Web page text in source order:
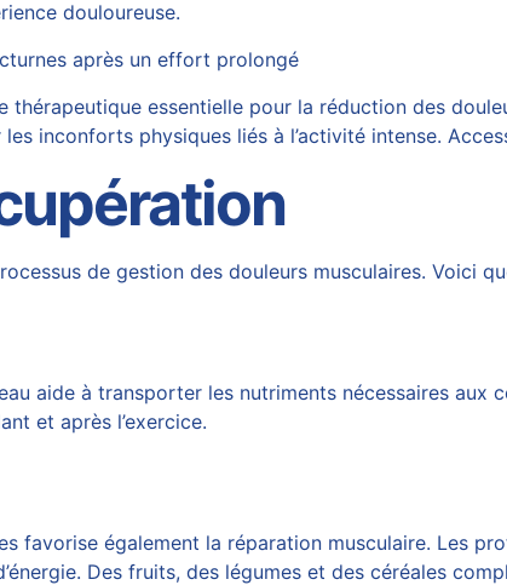
douloureuse.
après un effort prolongé
thérapeutique essentielle pour la réduction des
inconforts physiques liés à l’activité intense.
de gestion des douleurs musculaires. Voici
aide à transporter les nutriments nécessaires aux
et après l’exercice.
favorise également la réparation musculaire. Les
Des fruits, des légumes et des céréales